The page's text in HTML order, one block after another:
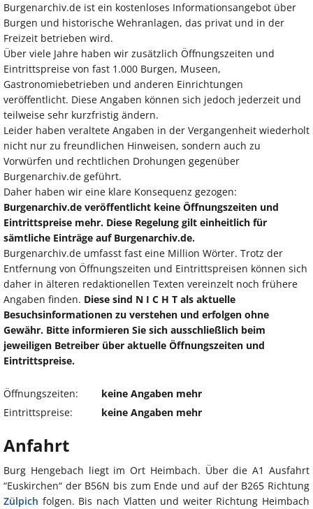
Burgenarchiv.de ist ein kostenloses Informationsangebot über
Burgen und historische Wehranlagen, das privat und in der
Freizeit betrieben wird.
Über viele Jahre haben wir zusätzlich Öffnungszeiten und
Eintrittspreise von fast 1.000 Burgen, Museen,
Gastronomiebetrieben und anderen Einrichtungen
veröffentlicht. Diese Angaben können sich jedoch jederzeit und
teilweise sehr kurzfristig ändern.
Leider haben veraltete Angaben in der Vergangenheit wiederholt
nicht nur zu freundlichen Hinweisen, sondern auch zu
Vorwürfen und rechtlichen Drohungen gegenüber
Burgenarchiv.de geführt.
Daher haben wir eine klare Konsequenz gezogen:
Burgenarchiv.de veröffentlicht keine Öffnungszeiten und
Eintrittspreise mehr. Diese Regelung gilt einheitlich für
sämtliche Einträge auf Burgenarchiv.de.
Burgenarchiv.de umfasst fast eine Million Wörter. Trotz der
Entfernung von Öffnungszeiten und Eintrittspreisen können sich
daher in älteren redaktionellen Texten vereinzelt noch frühere
Angaben finden. Diese sind N I C H T als aktuelle
Besuchsinformationen zu verstehen und erfolgen ohne
Gewähr. Bitte informieren Sie sich ausschließlich beim
jeweiligen Betreiber über aktuelle Öffnungszeiten und
Eintrittspreise.
Öffnungszeiten:
keine Angaben mehr
Eintrittspreise:
keine Angaben mehr
Anfahrt
Burg Hengebach liegt im Ort Heimbach. Über die A1 Ausfahrt
“Euskirchen“ der B56N bis zum Ende und auf der B265 Richtung
Zülpich folgen. Bis nach Vlatten und weiter Richtung Heimbach